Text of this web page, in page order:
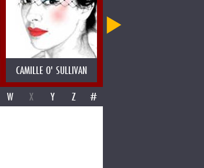
CAMILLE O' SULLIVAN
W X Y Z #